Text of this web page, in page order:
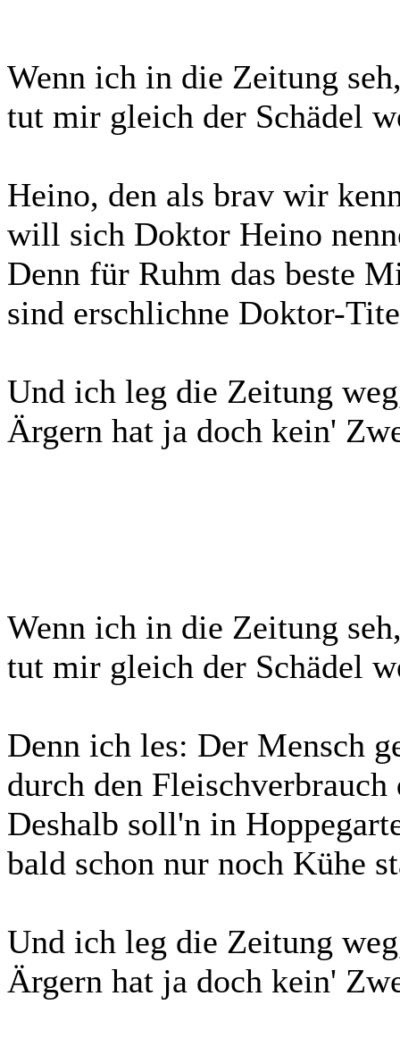
Wenn ich in die Zeitung
tut mir gleich der Schädel
Heino, den als brav wir
will sich Doktor Heino
Denn für Ruhm das beste
sind erschlichne Doktor-
Und ich leg die Zeitung
Ärgern hat ja doch kein'
Wenn ich in die Zeitung
tut mir gleich der Schädel
Denn ich les: Der Mensch
durch den
Deshalb soll'n in
bald schon nur noch Kühe
Und ich leg die Zeitung
Ärgern hat ja doch kein'